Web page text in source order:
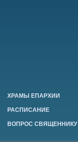
ХРАМЫ ЕПАРХИИ
РАСПИСАНИЕ
ВОПРОС СВЯЩЕННИКУ